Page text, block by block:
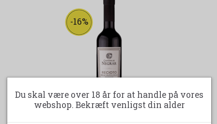
-16%
Du skal være over 18 år for at handle på vores
webshop. Bekræft venligst din alder